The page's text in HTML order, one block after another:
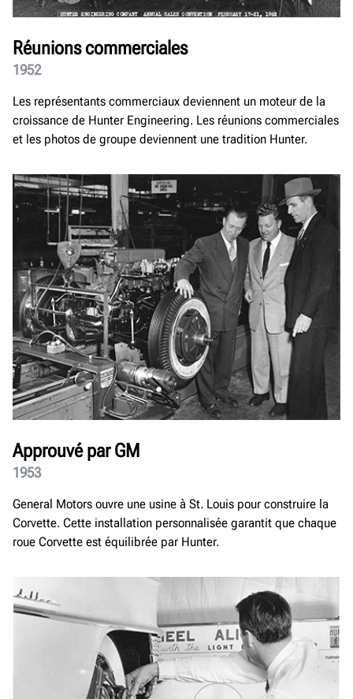
Réunions commerciales
1952
Les représentants commerciaux deviennent un moteur de la
croissance de Hunter Engineering. Les réunions commerciales
et les photos de groupe deviennent une tradition Hunter.
Approuvé par GM
1953
General Motors ouvre une usine à St. Louis pour construire la
Corvette. Cette installation personnalisée garantit que chaque
roue Corvette est équilibrée par Hunter.